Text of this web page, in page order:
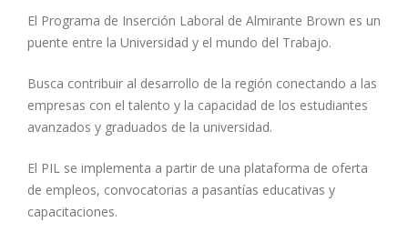
El Programa de Inserción Laboral de Almirante Brown es un
puente entre la Universidad y el mundo del Trabajo.
Busca contribuir al desarrollo de la región conectando a las
empresas con el talento y la capacidad de los estudiantes
avanzados y graduados de la universidad.
El PIL se implementa a partir de una plataforma de oferta
de empleos, convocatorias a pasantías educativas y
capacitaciones.